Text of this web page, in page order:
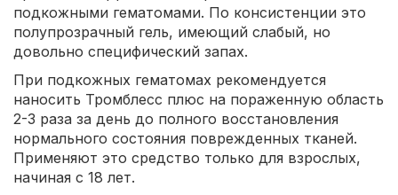
подкожными гематомами. По консистенции это
полупрозрачный гель, имеющий слабый, но
довольно специфический запах.
При подкожных гематомах рекомендуется
наносить Тромблесс плюс на пораженную область
2-3 раза за день до полного восстановления
нормального состояния поврежденных тканей.
Применяют это средство только для взрослых,
начиная с 18 лет.